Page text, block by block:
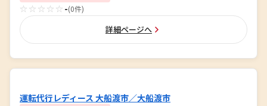
☆☆☆☆☆ -(0件)
詳細ページへ
運転代行レディース 大船渡市／大船渡市